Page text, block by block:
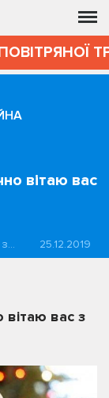
вітаю вас
25.12.2019
вітаю вас з